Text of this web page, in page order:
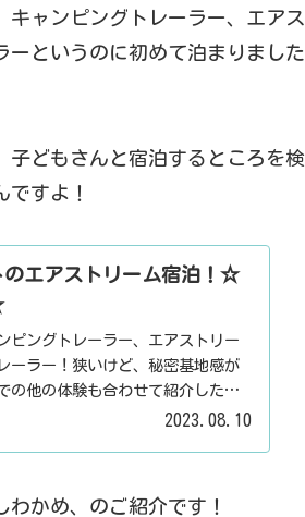
ャンピングトレーラー、エアス
ーというのに初めて泊まりました
どもさんと宿泊するところを検
すよ！
のエアストリーム宿泊！☆
ピングトレーラー、エアストリー
ーラー！狭いけど、秘密基地感が
の他の体験も合わせて紹介した記
2023.08.10
かめ、のご紹介です！